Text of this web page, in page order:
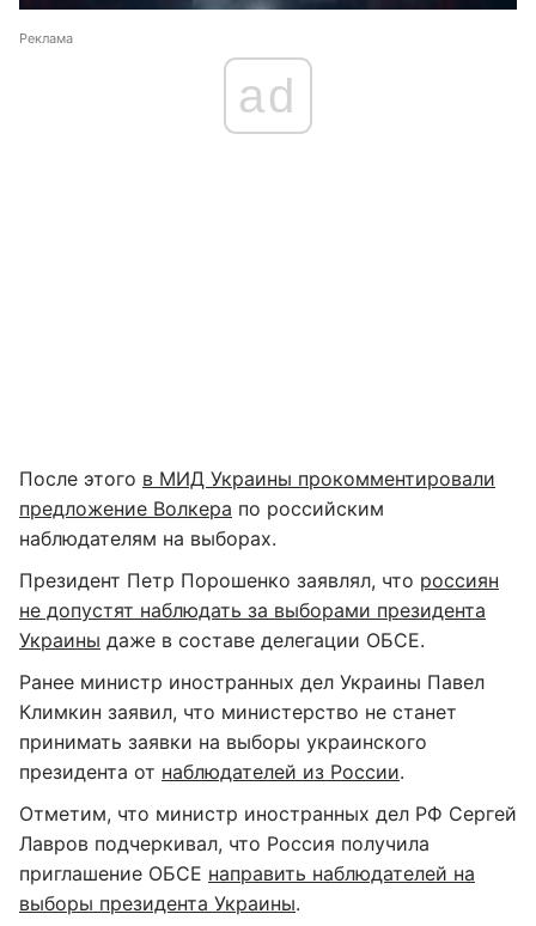
Реклама
ad
После этого в МИД Украины прокомментировали
предложение Волкера по российским
наблюдателям на выборах.
Президент Петр Порошенко заявлял, что россиян
не допустят наблюдать за выборами президента
Украины даже в составе делегации ОБСЕ.
Ранее министр иностранных дел Украины Павел
Климкин заявил, что министерство не станет
принимать заявки на выборы украинского
президента от наблюдателей из России.
Отметим, что министр иностранных дел РФ Сергей
Лавров подчеркивал, что Россия получила
приглашение ОБСЕ направить наблюдателей на
выборы президента Украины.